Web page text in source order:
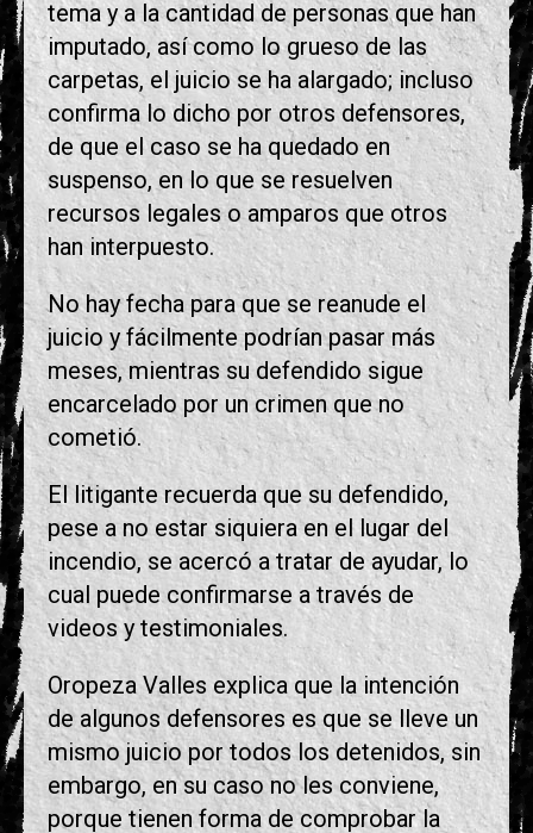
tema y a la cantidad de personas que han
imputado, así como lo grueso de las
carpetas, el juicio se ha alargado; incluso
confirma lo dicho por otros defensores,
de que el caso se ha quedado en
suspenso, en lo que se resuelven
recursos legales o amparos que otros
han interpuesto.
No hay fecha para que se reanude el
juicio y fácilmente podrían pasar más
meses, mientras su defendido sigue
encarcelado por un crimen que no
cometió.
El litigante recuerda que su defendido,
pese a no estar siquiera en el lugar del
incendio, se acercó a tratar de ayudar, lo
cual puede confirmarse a través de
videos y testimoniales.
Oropeza Valles explica que la intención
de algunos defensores es que se lleve un
mismo juicio por todos los detenidos, sin
embargo, en su caso no les conviene,
porque tienen forma de comprobar la